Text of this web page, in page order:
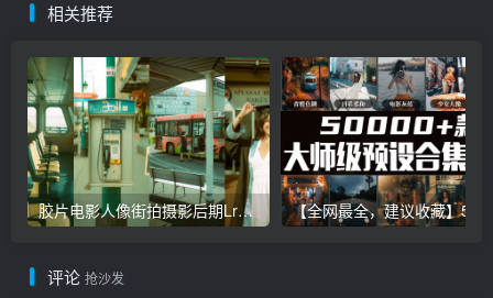
相关推荐
胶片电影人像街拍摄影后期Lr调色教程，手机滤镜PS+Lightroom预设下载！
评论 抢沙发